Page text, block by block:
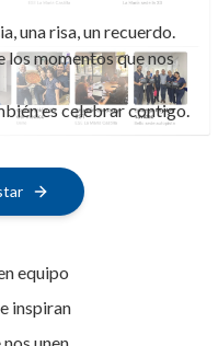
una risa, un recuerdo.
los momentos que nos
es celebrar contigo.
equipo
inspiran